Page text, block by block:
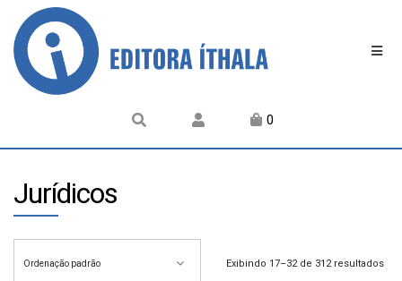
0
Jurídicos
Exibindo 17–32 de 312 resultados